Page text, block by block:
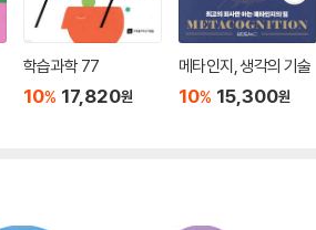
학습과학 77
10% 17,820원
메타인지, 생각의 기술
10% 15,300원